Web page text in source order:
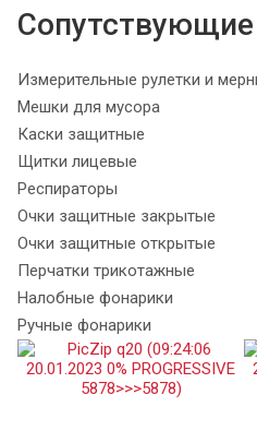
Измерительные рулетки и
Мешки для мусора
Каски защитные
Щитки лицевые
Респираторы
Очки защитные закрытые
Очки защитные открытые
Перчатки трикотажные
Налобные фонарики
Ручные фонарики